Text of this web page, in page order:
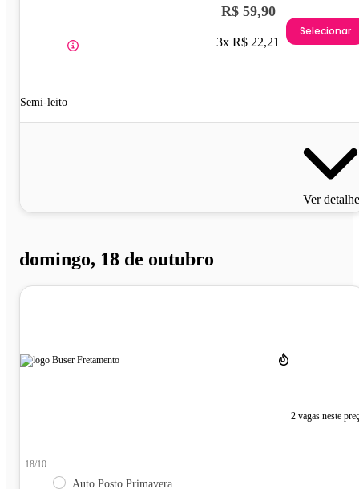
Semi-leito
R$ 59,90
3x R$ 22,21
Selecionar
Ver
domingo, 18 de outubro
2 vagas neste
18/10
Auto Posto Primavera